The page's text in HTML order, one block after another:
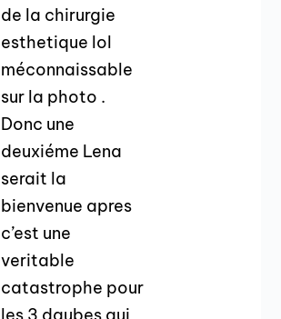
de la chirurgie
esthetique lol
méconnaissable
sur la photo .
Donc une
deuxiéme Lena
serait la
bienvenue apres
c’est une
veritable
catastrophe pour